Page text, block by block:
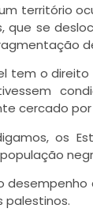
território
que se
tem o
cercado por
os
palestinos.